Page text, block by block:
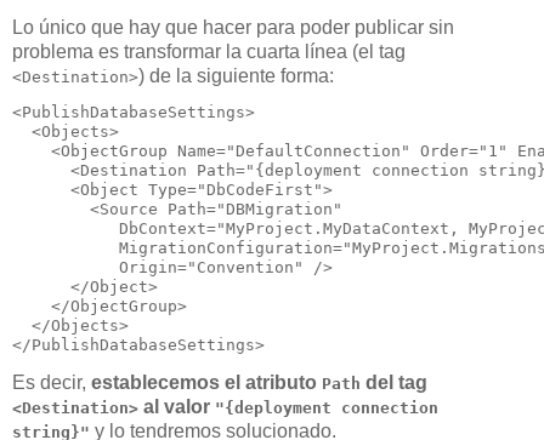
Lo único que hay que hacer para poder publicar sin
problema es transformar la cuarta línea (el tag
<Destination>) de la siguiente forma:
<PublishDatabaseSettings>
  <Objects>
<ObjectGroup Name="DefaultConnection" Order="1"
<Destination Path="{deployment connection
      <Object Type="DbCodeFirst">
        <Source Path="DBMigration"
DbContext="MyProject.MyDataContext,
Origin="Convention" />
      </Object>
    </ObjectGroup>
  </Objects>
</PublishDatabaseSettings>
Es decir, establecemos el atributo Path del tag
<Destination> al valor "{deployment connection
string}" y lo tendremos solucionado.